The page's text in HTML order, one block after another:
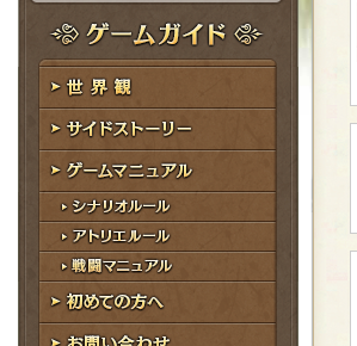
ド
レ
ス
ー
ド
ゲームガイド
世界観
サイドストーリー
ゲームマニュアル
シナリオルール
アトリエルール
戦闘マニュアル
初めての方へ